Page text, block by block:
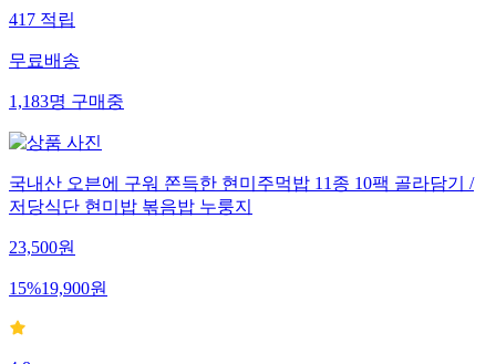
417적립
무료배송
1,183명구매중
국내산 오븐에 구워 쫀득한 현미주먹밥 11종 10팩 골라담기 /
저당식단 현미밥 볶음밥 누룽지
23,500원
15%19,900원